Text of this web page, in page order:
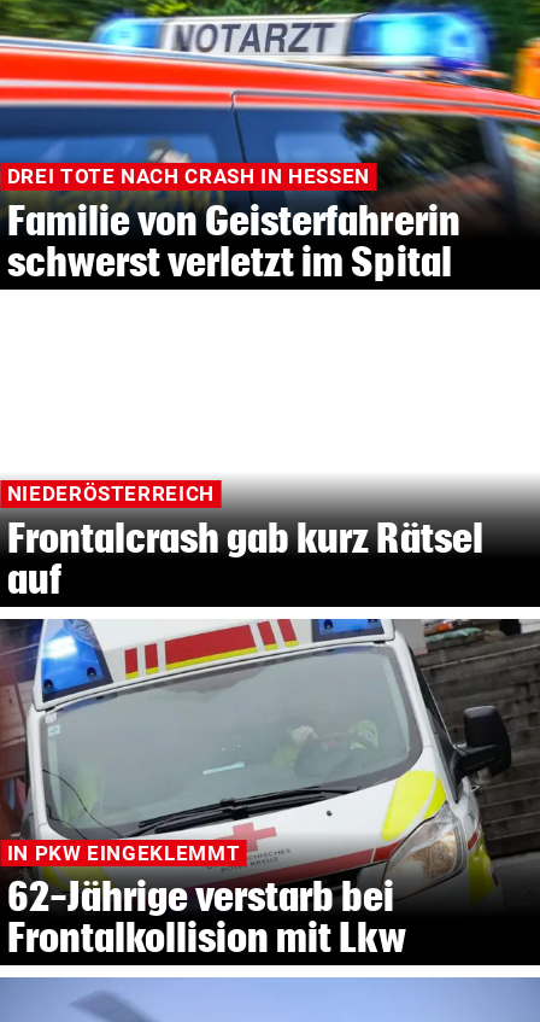
DREI TOTE NACH CRASH IN HESSEN
Familie von Geisterfahrerin
schwerst verletzt im Spital
NIEDERÖSTERREICH
Frontalcrash gab kurz Rätsel
auf
IN PKW EINGEKLEMMT
62-Jährige verstarb bei
Frontalkollision mit Lkw